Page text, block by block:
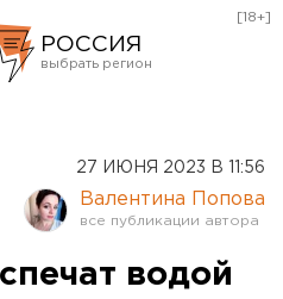
РОССИЯ
Курган
Оренбург
[18+]
27 ИЮНЯ 2023 В 11:56
Валентина Попова
водой